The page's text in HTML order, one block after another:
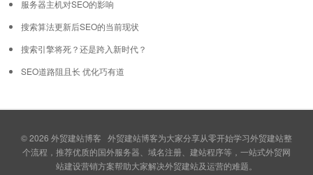
服务器主机对SEO的影响
搜索算法更新后SEO的当前现状
搜索引擎将死？还是跨入新时代？
SEO道路阻且长 优化巧有道
© 2026 外贸建站博客 外贸建站博客为大家分享从零开始学习外贸建站整
个流程，推荐优质的国外服务器、域名注册、建站程序等，一站式外贸网
站建设营销方案帮助大家解决外贸建站及运营的难题。